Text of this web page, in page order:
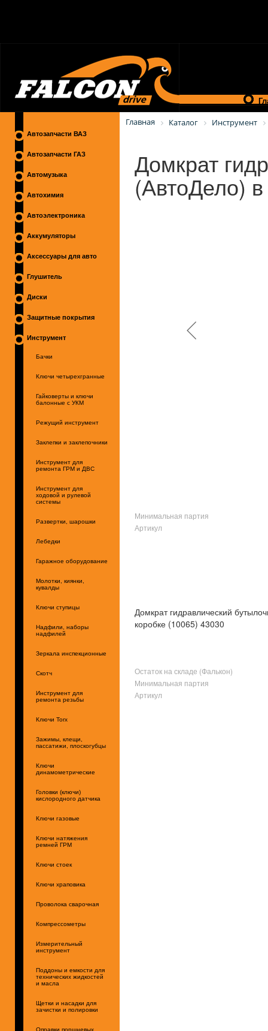
Автозапчасти ВАЗ
Автозапчасти ГАЗ
Автомузыка
Автохимия
Автоэлектроника
Аккумуляторы
Аксессуары для авто
Глушитель
Диски
Защитные покрытия
Инструмент
Бачки
Ключи четырехгранные
Гайковерты и ключи
балонные с УКМ
Режущий инструмент
Заклепки и заклепочники
Инструмент для
ремонта ГРМ и ДВС
Инструмент для
ходовой и рулевой
системы
Развертки, шарошки
Лебедки
Гаражное оборудование
Молотки, киянки,
кувалды
Ключи ступицы
Надфили, наборы
надфилей
Зеркала инспекционные
Скотч
Инструмент для
ремонта резьбы
Ключи Torx
Зажимы, клещи,
пассатижи, плоскогубцы
Ключи
динамометрические
Головки (ключи)
кислородного датчика
Ключи газовые
Ключи натяжения
ремней ГРМ
Ключи стоек
Ключи храповика
Проволока сварочная
Компрессометры
Измерительный
инструмент
Поддоны и емкости для
технических жидкостей
и масла
Щетки и насадки для
зачистки и полировки
Оправки поршневых
Главная Каталог Инструмент
Домкрат
(АвтоДело)
Минимальная партия
Артикул
Домкрат гидравлический
коробке (10065) 43030
Остаток на складе (Фалькон)
Минимальная партия
Артикул